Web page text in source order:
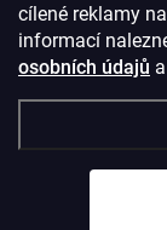
cílené reklamy
informací
osobních údajů a